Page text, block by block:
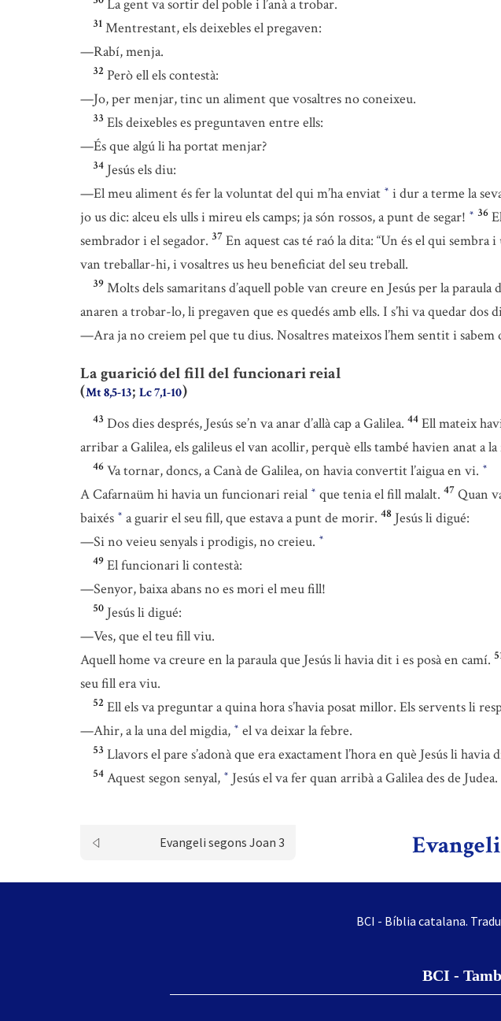
La gent va sortir del poble i l’anà a trobar.
31 Mentrestant, els deixebles el pregaven:
—Rabí, menja.
32 Però ell els contestà:
—Jo, per menjar, tinc un aliment que vosaltres no coneixeu.
33 Els deixebles es preguntaven entre ells:
—És que algú li ha portat menjar?
34 Jesús els diu:
—El meu aliment és fer la voluntat del qui m’ha enviat * i dur a terme la
jo us dic: alceu els ulls i mireu els camps; ja són rossos, a punt de segar! * 36
sembrador i el segador. 37 En aquest cas té raó la dita: “Un és el qui sembra
van treballar-hi, i vosaltres us heu beneficiat del seu treball.
39 Molts dels samaritans d’aquell poble van creure en Jesús per la
anaren a trobar-lo, li pregaven que es quedés amb ells. I s’hi va quedar dos
—Ara ja no creiem pel que tu dius. Nosaltres mateixos l’hem sentit i sabem
La guarició del fill del funcionari reial
(Mt 8,5-13; Lc 7,1-10)
43 Dos dies després, Jesús se’n va anar d’allà cap a Galilea. 44 Ell mateix
arribar a Galilea, els galileus el van acollir, perquè ells també havien anat a
46 Va tornar, doncs, a Canà de Galilea, on havia convertit l’aigua en vi. *
A Cafarnaüm hi havia un funcionari reial * que tenia el fill malalt. 47 Quan
baixés * a guarir el seu fill, que estava a punt de morir. 48 Jesús li digué:
—Si no veieu senyals i prodigis, no creieu. *
49 El funcionari li contestà:
—Senyor, baixa abans no es mori el meu fill!
50 Jesús li digué:
—Ves, que el teu fill viu.
Aquell home va creure en la paraula que Jesús li havia dit i es posà en camí.
seu fill era viu.
52 Ell els va preguntar a quina hora s’havia posat millor. Els servents li
—Ahir, a la una del migdia, * el va deixar la febre.
53 Llavors el pare s’adonà que era exactament l’hora en què Jesús li
54 Aquest segon senyal, * Jesús el va fer quan arribà a Galilea des de Judea.
Evangeli segons Joan 3 Evangeli
BCI - Bíblia catalana.
BCI -